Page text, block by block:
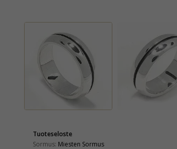
Tuoteseloste
Sormus: Miesten Sormus